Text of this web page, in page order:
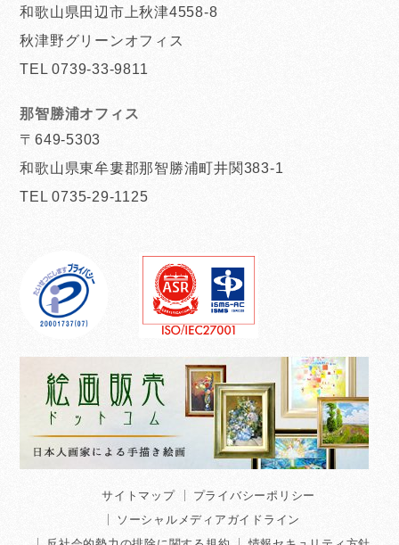
和歌山県田辺市上秋津4558-8
秋津野グリーンオフィス
TEL 0739-33-9811
那智勝浦オフィス
〒649-5303
和歌山県東牟婁郡那智勝浦町井関383-1
TEL 0735-29-1125
サイトマップ
プライバシーポリシー
ソーシャルメディアガイドライン